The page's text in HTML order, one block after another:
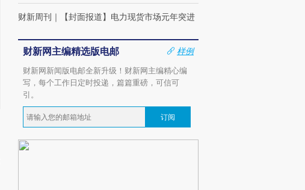
财新周刊 ｜ 【封面报道】电力现货市场元年突进
财新网主编精选版电邮
样例
财新网新闻版电邮全新升级！财新网主编精心编
写，每个工作日定时投递，篇篇重磅，可信可
引。
订阅